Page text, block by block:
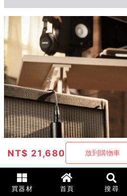
NT$ 21,680 放到購物車
買器材 首頁 搜尋